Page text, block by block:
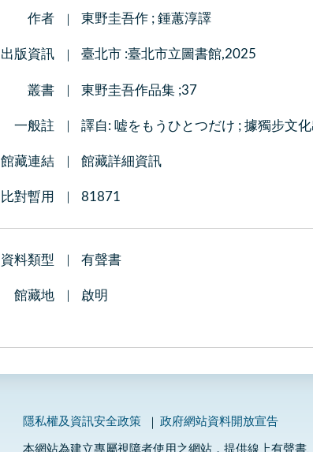
作者 東野圭吾作 ; 鍾蕙淳譯
出版資訊 臺北市 :臺北市立圖書館,2025
叢書 東野圭吾作品集 ;37
一般註 譯自: 嘘をもうひとつだけ ; 據獨步文
館藏連結 館藏詳細資訊
比對暫用 81871
資料類型 有聲書
館藏地 啟明
隱私權及資訊安全政策 政府網站資料開放宣告
本網站為建立專屬視障者使用之網站，提供線上有聲書